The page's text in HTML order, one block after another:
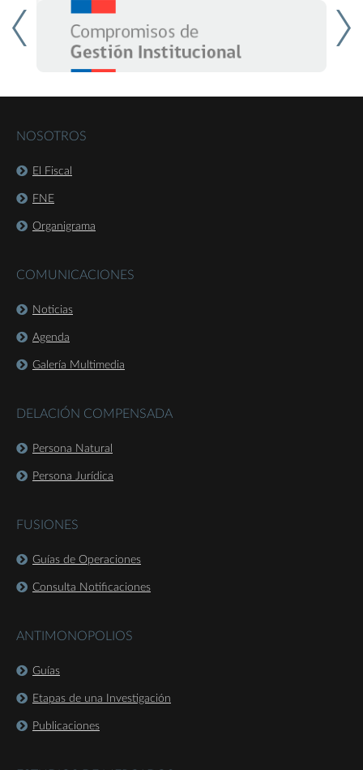
NOSOTROS
El Fiscal
FNE
Organigrama
COMUNICACIONES
Noticias
Agenda
Galería Multimedia
DELACIÓN COMPENSADA
Persona Natural
Persona Jurídica
FUSIONES
Guías de Operaciones
Consulta Notificaciones
ANTIMONOPOLIOS
Guías
Etapas de una Investigación
Publicaciones